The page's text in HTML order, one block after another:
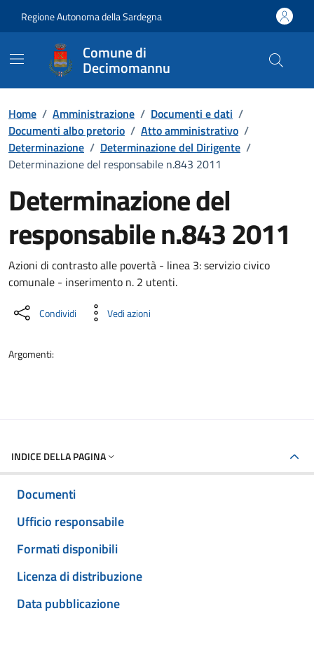
Regione Autonoma della Sardegna
Comune di
Decimomannu
Home / Amministrazione / Documenti e dati /
Documenti albo pretorio / Atto amministrativo /
Determinazione / Determinazione del Dirigente /
Determinazione del responsabile n.843 2011
Determinazione del
responsabile n.843 2011
Dettaglio del documento
Azioni di contrasto alle povertà - linea 3: servizio civico
comunale - inserimento n. 2 utenti.
Condividi Vedi azioni
Argomenti:
INDICE DELLA PAGINA
Documenti
Ufficio responsabile
Formati disponibili
Licenza di distribuzione
Data pubblicazione